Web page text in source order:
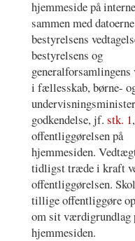
hjemmeside på
sammen med
bestyrelsens
bestyrelsens og
generalforsamlingens
i fællesskab, børne-
godkendelse, jf. stk. 1
offentliggørelsen på
hjemmesiden.
tidligst træde i kraft
offentliggørelsen.
tillige offentliggøre
om sit værdigrundlag
hjemmesiden.